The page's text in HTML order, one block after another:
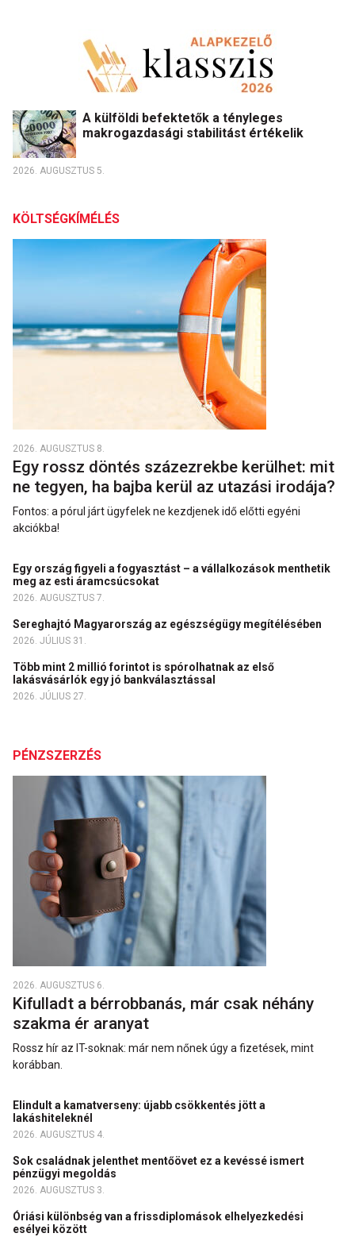
A külföldi befektetők a tényleges
makrogazdasági stabilitást értékelik
2026. AUGUSZTUS 5.
KÖLTSÉGKÍMÉLÉS
2026. AUGUSZTUS 8.
Egy rossz döntés százezrekbe kerülhet: mit
ne tegyen, ha bajba kerül az utazási irodája?
Fontos: a pórul járt ügyfelek ne kezdjenek idő előtti egyéni
akciókba!
Egy ország figyeli a fogyasztást – a vállalkozások menthetik
meg az esti áramcsúcsokat
2026. AUGUSZTUS 7.
Sereghajtó Magyarország az egészségügy megítélésében
2026. JÚLIUS 31.
Több mint 2 millió forintot is spórolhatnak az első
lakásvásárlók egy jó bankválasztással
2026. JÚLIUS 27.
PÉNZSZERZÉS
2026. AUGUSZTUS 6.
Kifulladt a bérrobbanás, már csak néhány
szakma ér aranyat
Rossz hír az IT-soknak: már nem nőnek úgy a fizetések, mint
korábban.
Elindult a kamatverseny: újabb csökkentés jött a
lakáshiteleknél
2026. AUGUSZTUS 4.
Sok családnak jelenthet mentőövet ez a kevéssé ismert
pénzügyi megoldás
2026. AUGUSZTUS 3.
Óriási különbség van a frissdiplomások elhelyezkedési
esélyei között